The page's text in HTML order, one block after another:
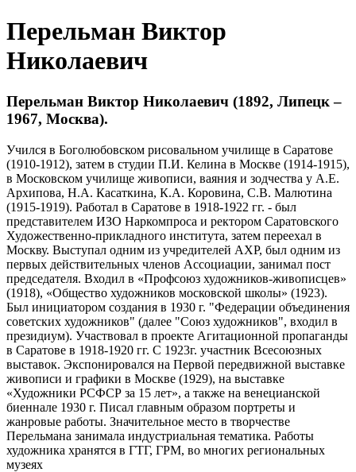
Перельман Виктор
Николаевич
Перельман Виктор Николаевич (1892, Липецк –
1967, Москва).
Учился в Боголюбовском рисовальном училище в Саратове
(1910-1912), затем в студии П.И. Келина в Москве (1914-1915),
в Московском училище живописи, ваяния и зодчества у А.Е.
Архипова, Н.А. Касаткина, К.А. Коровина, С.В. Малютина
(1915-1919). Работал в Саратове в 1918-1922 гг. - был
представителем ИЗО Наркомпроса и ректором Саратовского
Художественно-прикладного института, затем переехал в
Москву. Выступал одним из учредителей АХР, был одним из
первых действительных членов Ассоциации, занимал пост
председателя. Входил в «Профсоюз художников-живописцев»
(1918), «Общество художников московской школы» (1923).
Был инициатором создания в 1930 г. "Федерации объединения
советских художников" (далее "Союз художников", входил в
президиум). Участвовал в проекте Агитационной пропаганды
в Саратове в 1918-1920 гг. С 1923г. участник Всесоюзных
выставок. Экспонировался на Первой передвижной выставке
живописи и графики в Москве (1929), на выставке
«Художники РСФСР за 15 лет», а также на венецианской
биеннале 1930 г. Писал главным образом портреты и
жанровые работы. Значительное место в творчестве
Перельмана занимала индустриальная тематика. Работы
художника хранятся в ГТГ, ГРМ, во многих региональных
музеях